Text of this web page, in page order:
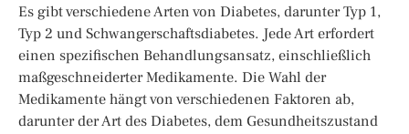
Es gibt verschiedene Arten von Diabetes, darunter Typ 1,
Typ 2 und Schwangerschaftsdiabetes. Jede Art erfordert
einen spezifischen Behandlungsansatz, einschließlich
maßgeschneiderter Medikamente. Die Wahl der
Medikamente hängt von verschiedenen Faktoren ab,
darunter der Art des Diabetes, dem Gesundheitszustand